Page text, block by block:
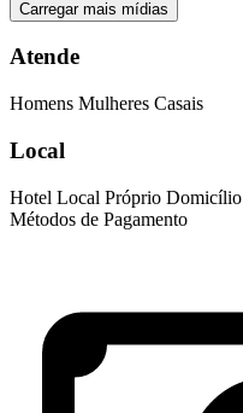
Carregar mais mídias
Atende
Homens Mulheres Casais
Local
Hotel Local Próprio Domicílio
Métodos de Pagamento